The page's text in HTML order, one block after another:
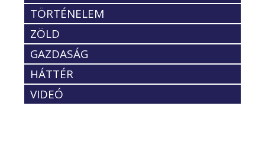
TÖRTÉNELEM
ZÖLD
GAZDASÁG
HÁTTÉR
VIDEÓ